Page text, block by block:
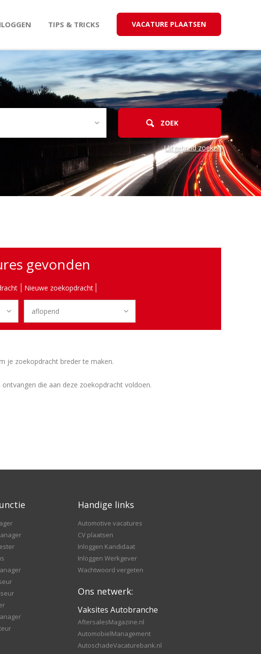
TIPS & TRICKS VACATURE PLAATSEN
Uitgebreid zoeken
gevonden
Nieuwe zoekopdracht
je zoekopdracht breder te maken.
die aan deze zoekopdracht voldoen.
Handige links
Automotive vacatures
CV plaatsen
Inloggen Kandidaat
Inloggen Werkgever
Wachtwoord vergeten
Ons netwerk:
Vaksites Autobranche
AftersalesMagazine.nl
AutomobielManagement
AutoschadeVacaturebank.nl